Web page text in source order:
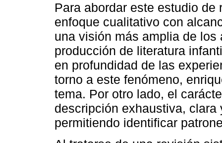
Para abordar este estudio
enfoque cualitativo con
una visión más amplia de
producción de literatura
en profundidad de las
torno a este fenómeno,
tema. Por otro lado, el
descripción exhaustiva,
permitiendo identificar